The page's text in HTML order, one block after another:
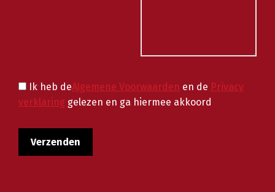
Ik heb deAlgemene Voorwaarden en de Privacy
verklaring gelezen en ga hiermee akkoord